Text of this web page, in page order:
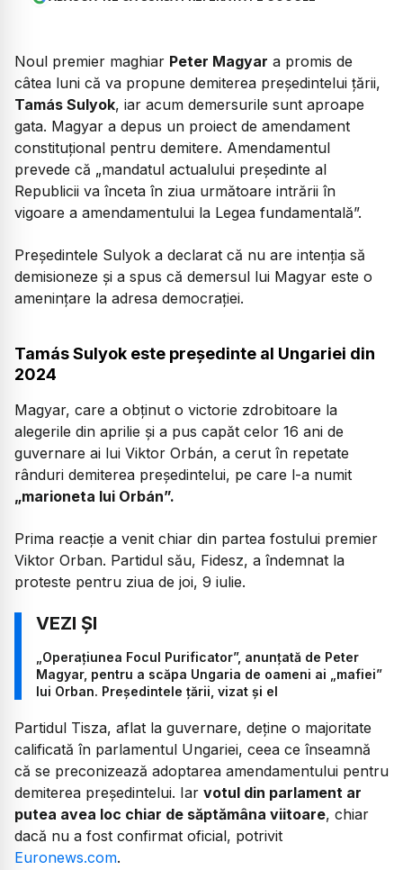
Noul premier maghiar Peter Magyar a promis de
câtea luni că va propune demiterea președintelui țării,
Tamás Sulyok, iar acum demersurile sunt aproape
gata. Magyar a depus un proiect de amendament
constituțional pentru demitere. Amendamentul
prevede că „mandatul actualului președinte al
Republicii va înceta în ziua următoare intrării în
vigoare a amendamentului la Legea fundamentală”.
Președintele Sulyok a declarat că nu are intenția să
demisioneze și a spus că demersul lui Magyar este o
amenințare la adresa democrației.
Tamás Sulyok este președinte al Ungariei din
2024
Magyar, care a obținut o victorie zdrobitoare la
alegerile din aprilie și a pus capăt celor 16 ani de
guvernare ai lui Viktor Orbán, a cerut în repetate
rânduri demiterea președintelui, pe care l-a numit
„marioneta lui Orbán”.
Prima reacție a venit chiar din partea fostului premier
Viktor Orban. Partidul său, Fidesz, a îndemnat la
proteste pentru ziua de joi, 9 iulie.
„Operațiunea Focul Purificator”, anunțată de Peter
Magyar, pentru a scăpa Ungaria de oameni ai „mafiei”
lui Orban. Președintele țării, vizat și el
Partidul Tisza, aflat la guvernare, deține o majoritate
calificată în parlamentul Ungariei, ceea ce înseamnă
că se preconizează adoptarea amendamentului pentru
demiterea președintelui. Iar votul din parlament ar
putea avea loc chiar de săptămâna viitoare, chiar
dacă nu a fost confirmat oficial, potrivit
Euronews.com.